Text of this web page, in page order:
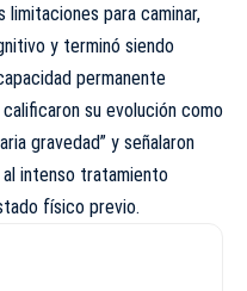
para caminar,
y terminó siendo
permanente
su evolución como
gravedad” y señalaron
intenso tratamiento
físico previo.